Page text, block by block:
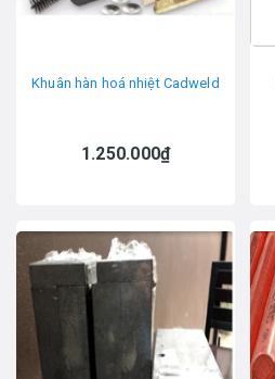
Khuân hàn hoá nhiệt Cadweld
1.250.000₫